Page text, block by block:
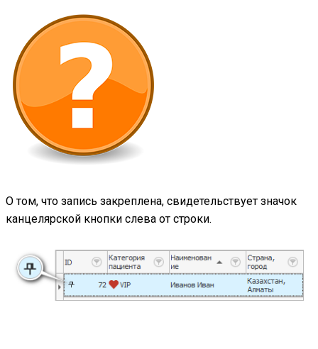
О том, что запись закреплена, свидетельствует значок
канцелярской кнопки слева от строки.